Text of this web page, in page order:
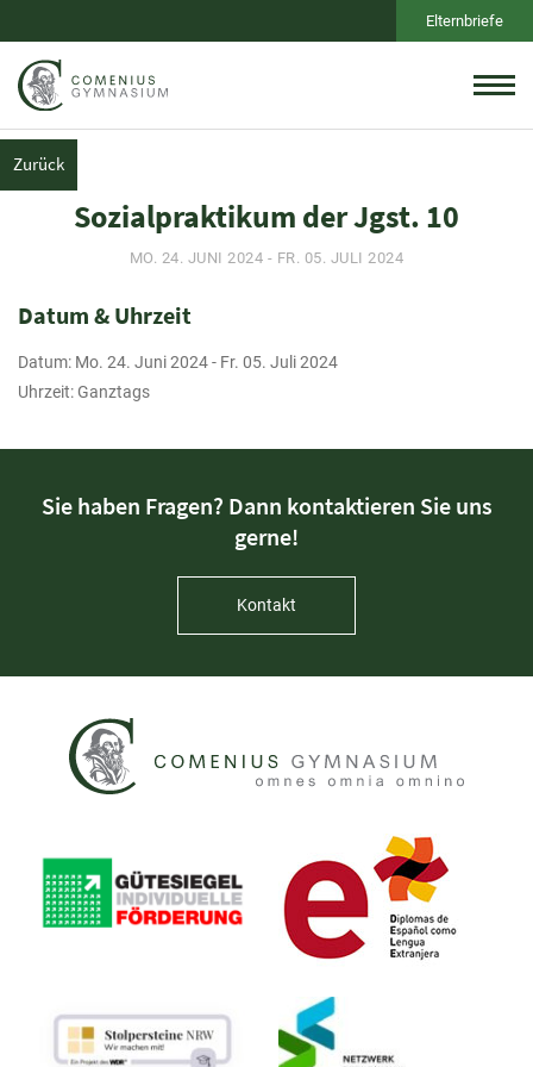
Elternbriefe
Zurück
Sozialpraktikum der Jgst. 10
MO. 24. JUNI 2024 - FR. 05. JULI 2024
Datum & Uhrzeit
Datum: Mo. 24. Juni 2024 - Fr. 05. Juli 2024
Uhrzeit: Ganztags
Sie haben Fragen? Dann kontaktieren Sie uns
gerne!
Kontakt